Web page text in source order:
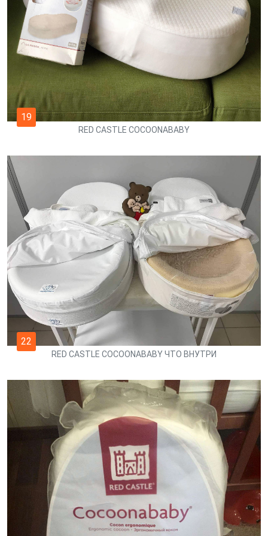
19
RED CASTLE COCOONABABY
22
RED CASTLE COCOONABABY ЧТО ВНУТРИ